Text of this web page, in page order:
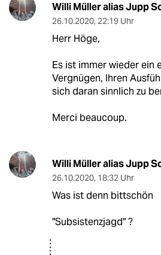
Willi Müller alias Jupp
26.10.2020, 22:19 Uhr
Herr Höge,
Es ist immer wieder ein
Vergnügen, Ihren
sich daran sinnlich zu
Merci beaucoup.
Willi Müller alias Jupp
26.10.2020, 18:32 Uhr
Was ist denn bittschön
"Subsistenzjagd" ?